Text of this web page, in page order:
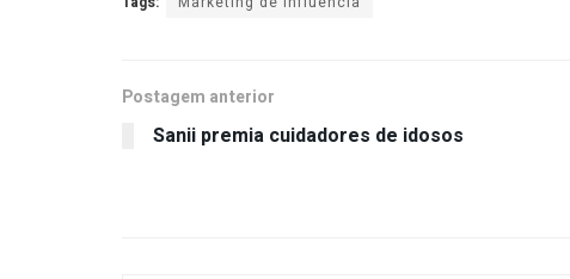
Postagem anterior
Sanii premia cuidadores de idosos